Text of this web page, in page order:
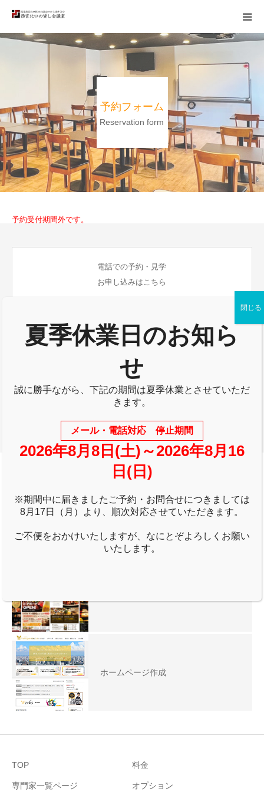
予約フォーム
Reservation form
予約受付期間外です。
電話での予約・見学
お申し込みはこちら
受付時間 / 午前 9:00 - 午後 17:00
WEBからの空室確認・予約はこちら
WEB予約
名刺作成
ホームページ作成
TOP 料金
専門家一覧ページ オプション
利用例
料金
予約の流れ
アクセス
夏季休業日のお知ら
せ
誠に勝手ながら、下記の期間は夏季休業とさせていただ
きます。
メール・電話対応 停止期間
2026年8月8日(土)～2026年8月16
日(日)
※期間中に届きましたご予約・お問合せにつきましては
8月17日（月）より、順次対応させていただきます。
ご不便をおかけいたしますが、なにとぞよろしくお願い
いたします。
閉じる